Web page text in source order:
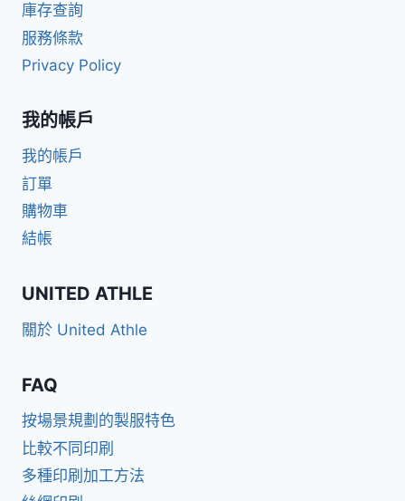
庫存查詢
服務條款
Privacy Policy
我的帳戶
我的帳戶
訂單
購物車
結帳
UNITED ATHLE
關於 United Athle
FAQ
按場景規劃的製服特色
比較不同印刷
多種印刷加工方法